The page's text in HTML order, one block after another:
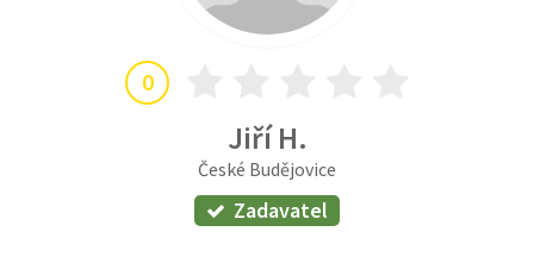
0
Jiří H.
České Budějovice
Zadavatel